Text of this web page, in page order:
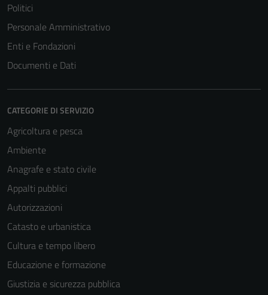
Politici
Personale Amministrativo
Enti e Fondazioni
Documenti e Dati
CATEGORIE DI SERVIZIO
Agricoltura e pesca
Ambiente
Anagrafe e stato civile
Appalti pubblici
Autorizzazioni
Catasto e urbanistica
Cultura e tempo libero
Educazione e formazione
Giustizia e sicurezza pubblica